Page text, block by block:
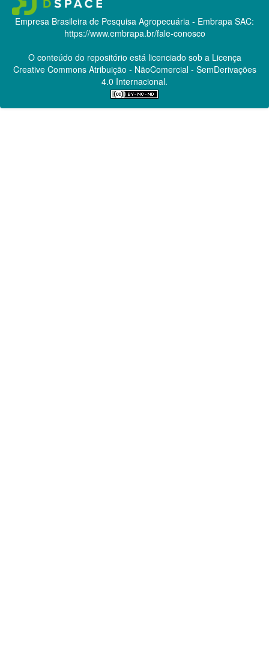
Empresa Brasileira de Pesquisa Agropecuária - Embrapa SAC:
https://www.embrapa.br/fale-conosco
O conteúdo do repositório está licenciado sob a Licença
Creative CommonsAtribuição - NãoComercial - SemDerivações
4.0 Internacional.